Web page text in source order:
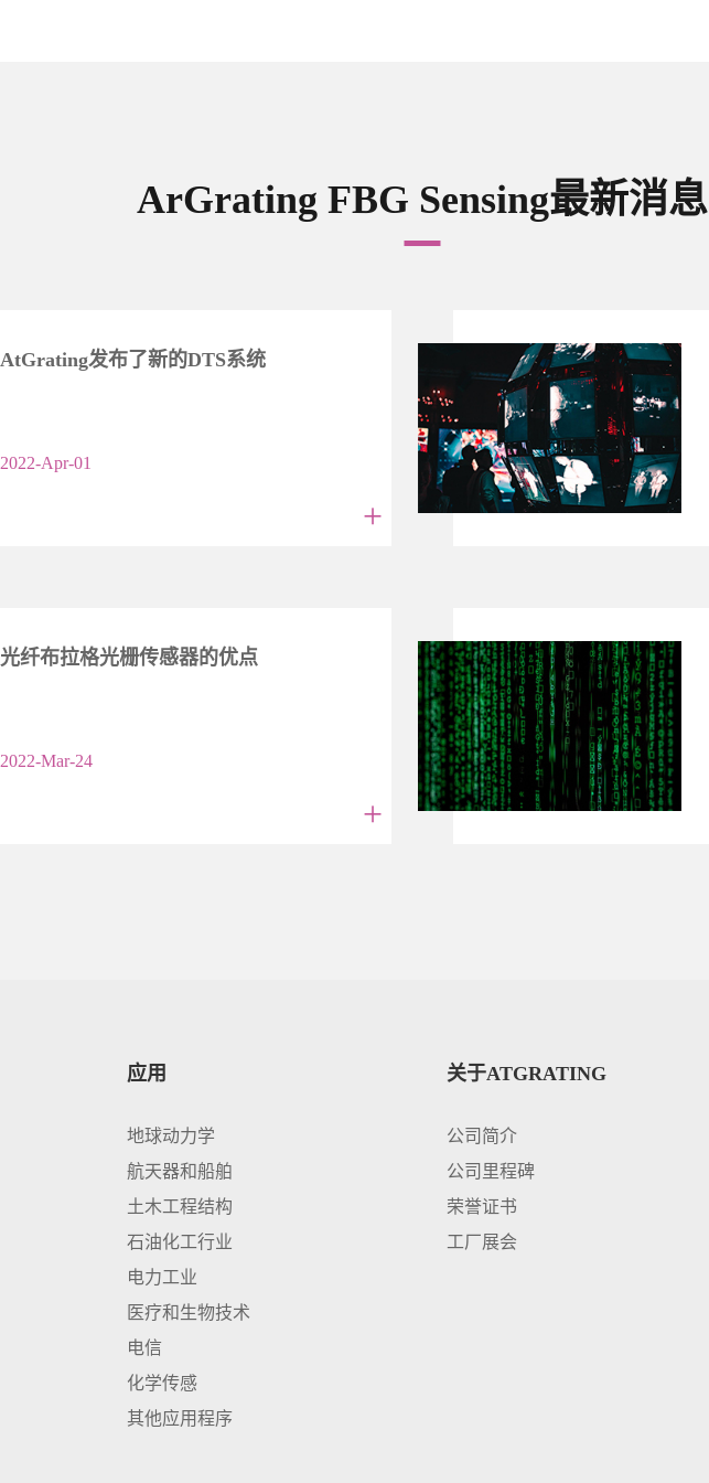
ArGrating FBG Sensing最新消息
AtGrating发布了新的DTS系统
2022-Apr-01
+
光纤布拉格光栅传感器的优点
2022-Mar-24
+
应用
地球动力学
航天器和船舶
土木工程结构
石油化工行业
电力工业
医疗和生物技术
电信
化学传感
其他应用程序
关于ATGRATING
公司简介
公司里程碑
荣誉证书
工厂展会